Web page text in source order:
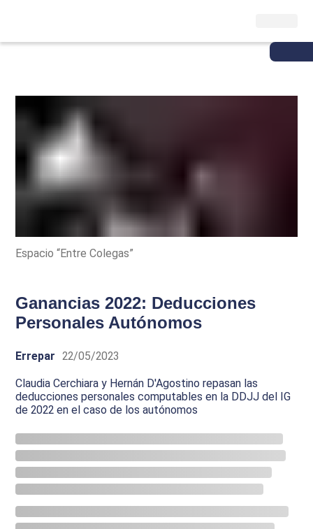
Espacio “Entre Colegas”
Ganancias 2022: Deducciones
Personales Autónomos
Errepar 22/05/2023
Claudia Cerchiara y Hernán D'Agostino repasan las
deducciones personales computables en la DDJJ del IG
de 2022 en el caso de los autónomos